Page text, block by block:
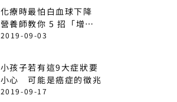
化療時最怕白血球下降
營養師教你 5 招「增加
免疫力」菜單
2019-09-03
小孩子若有這9大症狀要
小心 可能是癌症的徵兆
2019-09-17